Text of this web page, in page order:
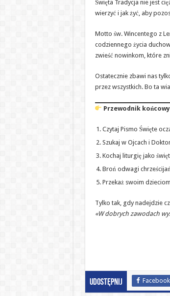
Święta Tradycja nie jest
wierzyć i jak żyć, aby
Motto św. Wincentego z
codziennego życia
zwieść nowinkom, które
Ostatecznie zbawi nas
przez wszystkich. Bo ta
Przewodnik
Czytaj Pismo Święte
Szukaj w Ojcach i
Kochaj liturgię jako
Broń odwagi
Przekaż swoim
Tylko tak, gdy nadejdzie
«W dobrych zawodach
Udostępnij Facebook